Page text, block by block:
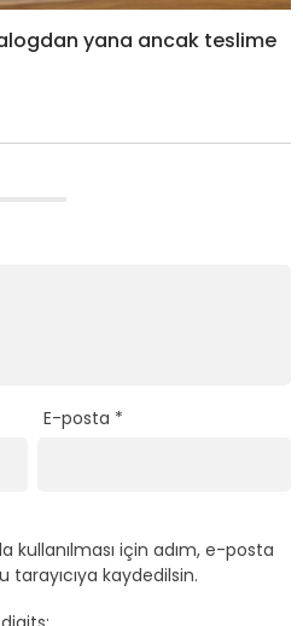
yana ancak teslime
E-posta *
kullanılması için adım, e-posta
kaydedilsin.